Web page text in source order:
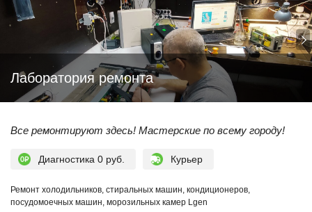
Лаборатория ремонта
Все ремонтируют здесь! Мастерские по всему городу!
Диагностика 0 руб. Курьер
Ремонт холодильников, стиральных машин, кондиционеров,
посудомоечных машин, морозильных камер Lgen